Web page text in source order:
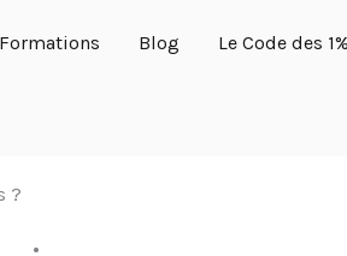
Formations Blog Le Code des
?